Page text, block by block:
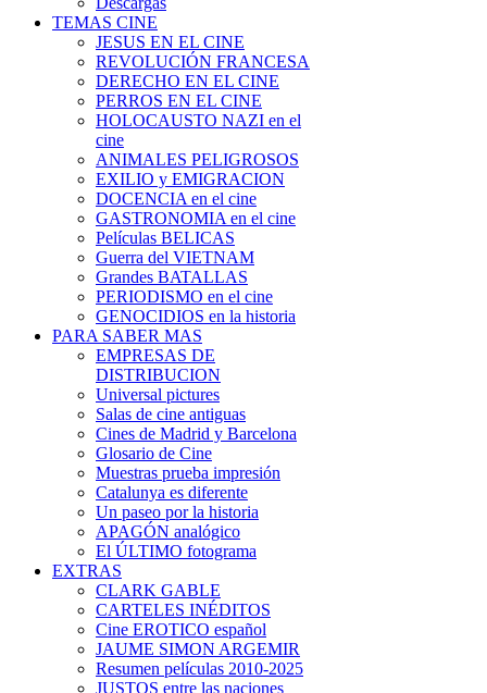
TEMAS CINE
JESUS EN EL CINE
REVOLUCIÓN FRANCESA
DERECHO EN EL CINE
PERROS EN EL CINE
HOLOCAUSTO NAZI en el
cine
ANIMALES PELIGROSOS
EXILIO y EMIGRACION
DOCENCIA en el cine
GASTRONOMIA en el cine
Películas BELICAS
Guerra del VIETNAM
Grandes BATALLAS
PERIODISMO en el cine
GENOCIDIOS en la historia
PARA SABER MAS
EMPRESAS DE
DISTRIBUCION
Universal pictures
Salas de cine antiguas
Cines de Madrid y Barcelona
Glosario de Cine
Muestras prueba impresión
Catalunya es diferente
Un paseo por la historia
APAGÓN analógico
El ÚLTIMO fotograma
EXTRAS
CLARK GABLE
CARTELES INÉDITOS
Cine EROTICO español
JAUME SIMON ARGEMIR
Resumen películas 2010-2025
JUSTOS entre las naciones